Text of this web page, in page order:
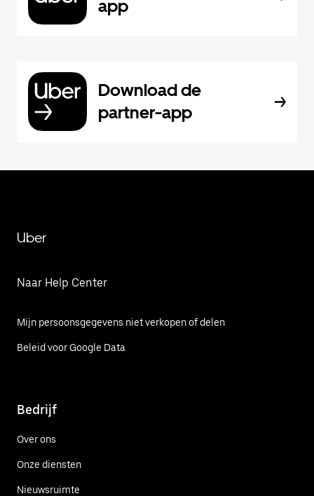
app
Download de
partner-app
Uber
Naar Help Center
Mijn persoonsgegevens niet verkopen of delen
Beleid voor Google Data
Bedrijf
Over ons
Onze diensten
Nieuwsruimte